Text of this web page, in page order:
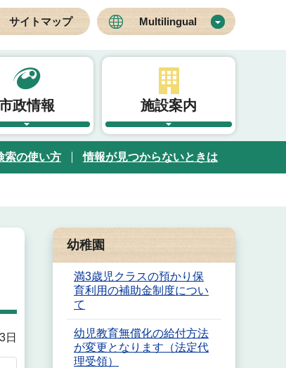
サイトマップ Multilingual
政情報 施設案内
索の使い方 情報が見つからないときは
日
幼稚園
満3歳児クラスの預かり保
育利用の補助金制度につい
て
幼児教育無償化の給付方法
が変更となります（法定代
理受領）